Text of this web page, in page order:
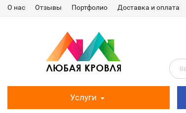
О нас Отзывы Портфолио Доставка и оплата
Услуги